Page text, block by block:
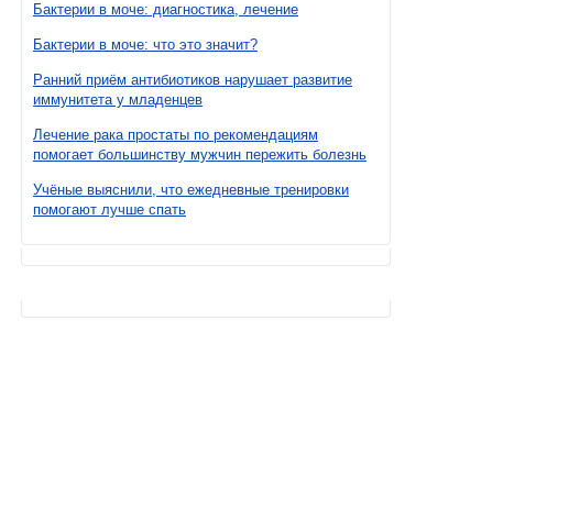
Бактерии в моче: диагностика, лечение
Бактерии в моче: что это значит?
Ранний приём антибиотиков нарушает развитие
иммунитета у младенцев
Лечение рака простаты по рекомендациям
помогает большинству мужчин пережить болезнь
Учёные выяснили, что ежедневные тренировки
помогают лучше спать